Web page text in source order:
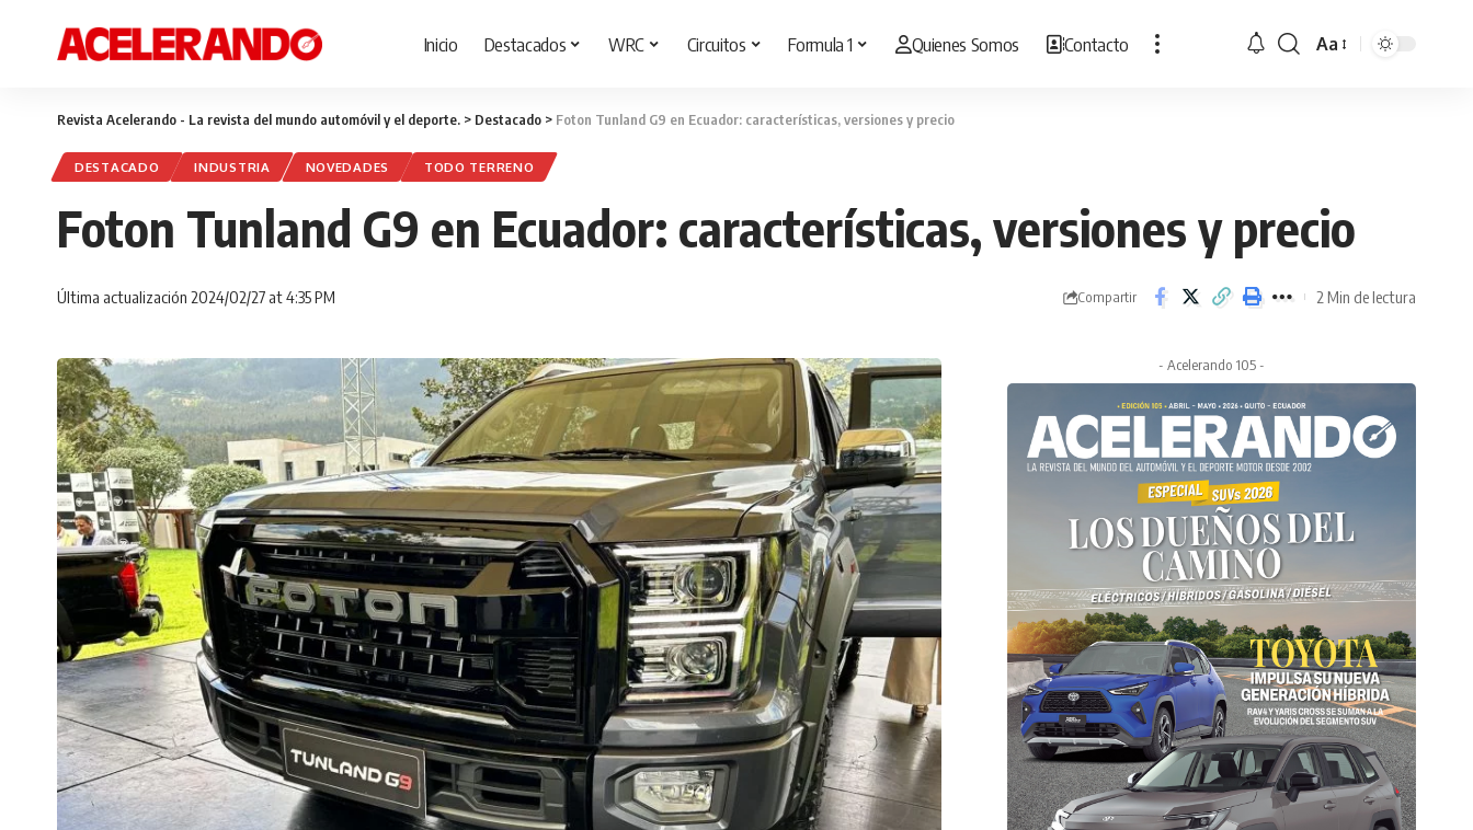
Inicio Destacados WRC Circuitos Formula 1 Quienes Somos Contacto
Cambiar
Aa
Revista Acelerando - La revista del mundo automóvil y el deporte. > Destacado > Foton Tunland G9 en Ecuador: características, versiones y precio
DESTACADO INDUSTRIA NOVEDADES TODO TERRENO
Foton Tunland G9 en Ecuador: características, versiones y precio
Última actualización 2024/02/27 at 4:35 PM Compartir 2 Min de lectura
- Acelerando 105 -